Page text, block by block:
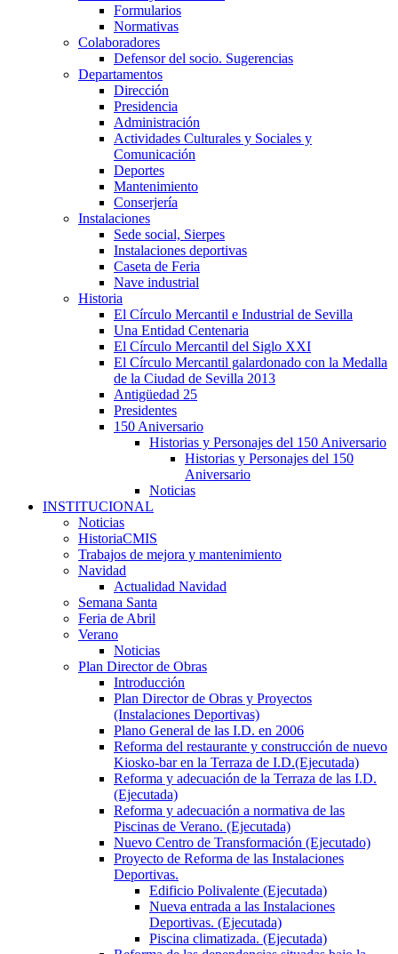
Formularios
Normativas
Colaboradores
Defensor del socio. Sugerencias
Departamentos
Dirección
Presidencia
Administración
Actividades Culturales y Sociales y
Comunicación
Deportes
Mantenimiento
Conserjería
Instalaciones
Sede social, Sierpes
Instalaciones deportivas
Caseta de Feria
Nave industrial
Historia
El Círculo Mercantil e Industrial de Sevilla
Una Entidad Centenaria
El Círculo Mercantil del Siglo XXI
El Círculo Mercantil galardonado con la Medalla
de la Ciudad de Sevilla 2013
Antigüedad 25
Presidentes
150 Aniversario
Historias y Personajes del 150 Aniversario
Historias y Personajes del 150
Aniversario
Noticias
INSTITUCIONAL
Noticias
HistoriaCMIS
Trabajos de mejora y mantenimiento
Navidad
Actualidad Navidad
Semana Santa
Feria de Abril
Verano
Noticias
Plan Director de Obras
Introducción
Plan Director de Obras y Proyectos
(Instalaciones Deportivas)
Plano General de las I.D. en 2006
Reforma del restaurante y construcción de nuevo
Kiosko-bar en la Terraza de I.D.(Ejecutada)
Reforma y adecuación de la Terraza de las I.D.
(Ejecutada)
Reforma y adecuación a normativa de las
Piscinas de Verano. (Ejecutada)
Nuevo Centro de Transformación (Ejecutado)
Proyecto de Reforma de las Instalaciones
Deportivas.
Edificio Polivalente (Ejecutada)
Nueva entrada a las Instalaciones
Deportivas. (Ejecutada)
Piscina climatizada. (Ejecutada)